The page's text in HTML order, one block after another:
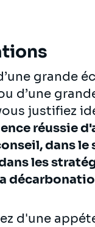
grande
d’une
justifiez
réussie
dans le
les
d'une